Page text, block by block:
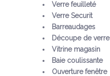
Verre feuilleté
Verre Securit
Barreaudages
Découpe de verre
Vitrine magasin
Baie coulissante
Ouverture fenêtre